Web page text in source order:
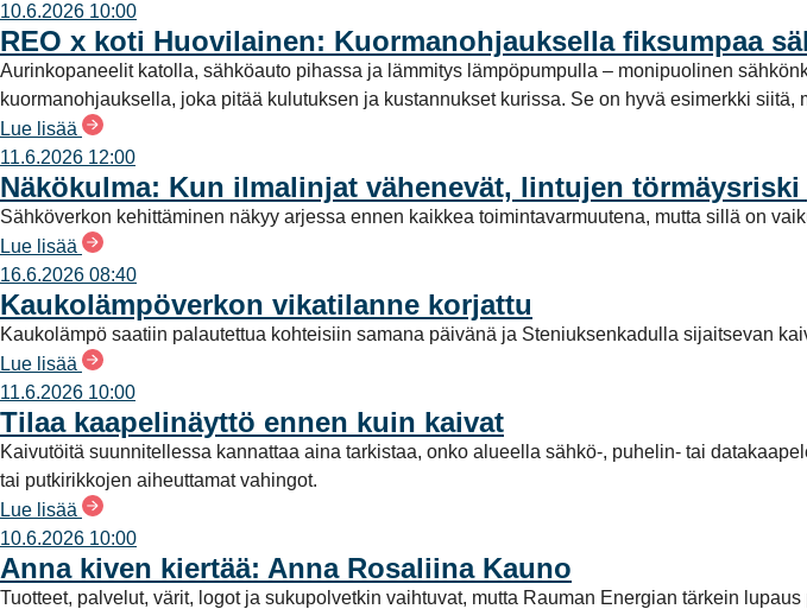
l
i
n
10.6.2026 10:00
REO x koti Huovilainen: Kuormanohjauksella fiksumpaa
Aurinkopaneelit katolla, sähköauto pihassa ja lämmitys lämpöpumpulla – monipuolinen
kuormanohjauksella, joka pitää kulutuksen ja kustannukset kurissa. Se on hyvä esimerkki
Lue lisää
11.6.2026 12:00
Näkökulma: Kun ilmalinjat vähenevät, lintujen törmäysriski
Sähköverkon kehittäminen näkyy arjessa ennen kaikkea toimintavarmuutena, mutta sillä on
Lue lisää
16.6.2026 08:40
Kaukolämpöverkon vikatilanne korjattu
Kaukolämpö saatiin palautettua kohteisiin samana päivänä ja Steniuksenkadulla sijaitsevan
Lue lisää
11.6.2026 10:00
Tilaa kaapelinäyttö ennen kuin kaivat
Kaivutöitä suunnitellessa kannattaa aina tarkistaa, onko alueella sähkö-, puhelin- tai
tai putkirikkojen aiheuttamat vahingot.
Lue lisää
10.6.2026 10:00
Anna kiven kiertää: Anna Rosaliina Kauno
Tuotteet, palvelut, värit, logot ja sukupolvetkin vaihtuvat, mutta Rauman Energian tärkein